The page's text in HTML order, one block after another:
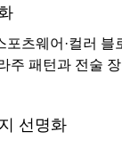
츠웨어·컬러 블
주 패턴과 전술
선명화